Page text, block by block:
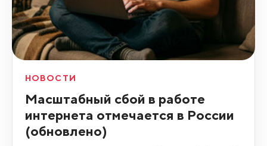
НОВОСТИ
Масштабный сбой в работе
интернета отмечается в России
(обновлено)